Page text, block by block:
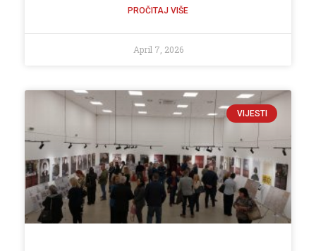
PROČITAJ VIŠE
April 7, 2026
VIJESTI